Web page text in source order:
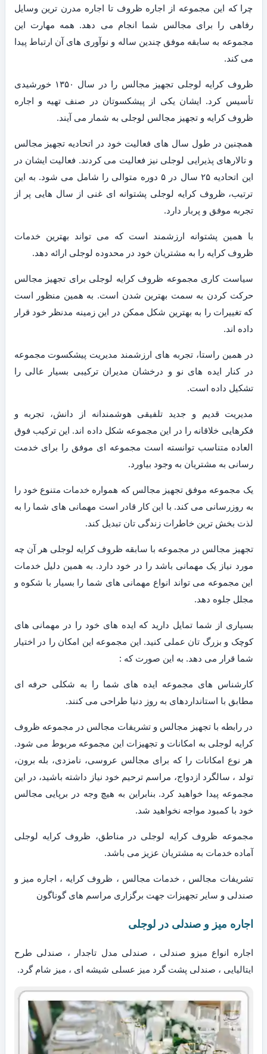
چرا که این مجموعه از اجاره ظروف تا اجاره مدرن ترین وسایل
رفاهی را برای مجالس شما انجام می دهد. همه مهارت این
مجموعه به سابقه موفق چندین ساله و نوآوری های آن ارتباط پیدا
می کند.
ظروف کرایه لوجلی تجهیز مجالس را در سال ۱۳۵۰ خورشیدی
تأسیس کرد. ایشان یکی از پیشکسوتان در صنف تهیه و اجاره
ظروف کرایه و تجهیز مجالس لوجلی به شمار می آیند.
همچنین در طول سال های فعالیت خود در اتحادیه تجهیز مجالس
و تالارهای پذیرایی لوجلی نیز فعالیت می کردند. فعالیت ایشان در
این اتحادیه ۲۵ سال در ۵ دوره متوالی را شامل می شود. به این
ترتیب، ظروف کرایه لوجلی پشتوانه ای غنی از سال هایی پر از
تجربه موفق و پربار دارد.
با همین پشتوانه ارزشمند است که می تواند بهترین خدمات
ظروف کرایه را به مشتریان خود در محدوده لوجلی ارائه دهد.
سیاست کاری مجموعه ظروف کرایه لوجلی برای تجهیز مجالس
حرکت کردن به سمت بهترین شدن است. به همین منظور است
که تغییرات را به بهترین شکل ممکن در این زمینه مدنظر خود قرار
داده اند.
در همین راستا، تجربه های ارزشمند مدیریت پیشکسوت مجموعه
در کنار ایده های نو و درخشان مدیران ترکیبی بسیار عالی را
تشکیل داده است.
مدیریت قدیم و جدید تلفیقی هوشمندانه از دانش، تجربه و
فکرهایی خلاقانه را در این مجموعه شکل داده اند. این ترکیب فوق
العاده متناسب توانسته است مجموعه ای موفق را برای خدمت
رسانی به مشتریان به وجود بیاورد.
یک مجموعه موفق تجهیز مجالس که همواره خدمات متنوع خود را
به روزرسانی می کند. با این کار قادر است مهمانی های شما را به
لذت بخش ترین خاطرات زندگی تان تبدیل کند.
تجهیز مجالس در مجموعه با سابقه ظروف کرایه لوجلی هر آن چه
مورد نیاز یک مهمانی باشد را در خود دارد. به همین دلیل خدمات
این مجموعه می تواند انواع مهمانی های شما را بسیار با شکوه و
مجلل جلوه دهد.
بسیاری از شما تمایل دارید که ایده های خود را در مهمانی های
کوچک و بزرگ تان عملی کنید. این مجموعه این امکان را در اختیار
شما قرار می دهد. به این صورت که :
کارشناس های مجموعه ایده های شما را به شکلی حرفه ای
مطابق با استانداردهای به روز دنیا طراحی می کنند.
در رابطه با تجهیز مجالس و تشریفات مجالس در مجموعه ظروف
کرایه لوجلی به امکانات و تجهیزات این مجموعه مربوط می شود.
هر نوع امکانات را که برای مجالس عروسی، نامزدی، بله برون،
تولد ، سالگرد ازدواج، مراسم ترحیم خود نیاز داشته باشید، در این
مجموعه پیدا خواهید کرد. بنابراین به هیچ وجه در برپایی مجالس
خود با کمبود مواجه نخواهید شد.
مجموعه ظروف کرایه لوجلی در مناطق، ظروف کرایه لوجلی
آماده خدمات به مشتریان عزیز می باشد.
تشریفات مجالس ، خدمات مجالس ، ظروف کرایه ، اجاره میز و
صندلی و سایر تجهیزات جهت برگزاری مراسم های گوناگون
اجاره میز و صندلی در لوجلی
اجاره انواع میزو صندلی ، صندلی مدل تاجدار ، صندلی طرح
ایتالیایی ، صندلی پشت گرد میز عسلی شیشه ای ، میز شام گرد.